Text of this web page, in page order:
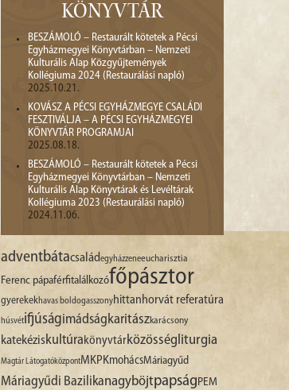
KÖNYVTÁR
BESZÁMOLÓ – Restaurált kötetek a Pécsi
Egyházmegyei Könyvtárban – Nemzeti
Kulturális Alap Közgyűjtemények
Kollégiuma 2024 (Restaurálási napló)
2025.10.21.
KOVÁSZ A PÉCSI EGYHÁZMEGYE CSALÁDI
FESZTIVÁLJA – A PÉCSI EGYHÁZMEGYEI
KÖNYVTÁR PROGRAMJAI
2025.08.18.
BESZÁMOLÓ – Restaurált kötetek a Pécsi
Egyházmegyei Könyvtárban – Nemzeti
Kulturális Alap Könyvtárak és Levéltárak
Kollégiuma 2023 (Restaurálási napló)
2024.11.06.
adventbátacsaládegyházzeneeucharisztia
Ferenc pápaférfitalálkozófőpásztor
gyerekekhavas boldogasszonyhittanhorvát referatúra
húsvétifjúságimádságkaritászkarácsony
katekéziskultúra könyvtárközösségliturgia
Magtár LátogatóközpontMKPKmohácsMáriagyűd
Máriagyűdi Bazilikanagyböjtpapság PEM